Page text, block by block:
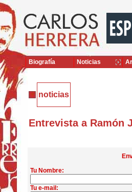
noticias
Entrevista a Ramón
Tu Nombre:
Tu e-mail:
Biografía Noticias